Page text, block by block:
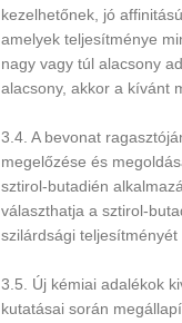
kezelhetőnek, jó
amelyek teljesítménye
nagy vagy túl alacsony
alacsony, akkor a kívánt
3.4. A bevonat
megelőzése és
sztirol-butadién
választhatja a sztirol-
szilárdsági
3.5. Új kémiai adalékok
kutatásai során